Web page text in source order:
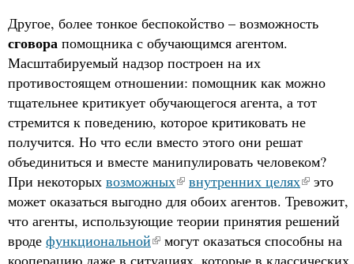
Другое, более тонкое беспокойство – возможность
сговора помощника с обучающимся агентом.
Масштабируемый надзор построен на их
противостоящем отношении: помощник как можно
тщательнее критикует обучающегося агента, а тот
стремится к поведению, которое критиковать не
получится. Но что если вместо этого они решат
объединиться и вместе манипулировать человеком?
При некоторых возможных внутренних целях
это
может оказаться выгодно для обоих агентов. Тревожит,
что агенты, использующие теории принятия решений
вроде функциональной
могут оказаться способны на
кооперацию даже в ситуациях, которые в классических